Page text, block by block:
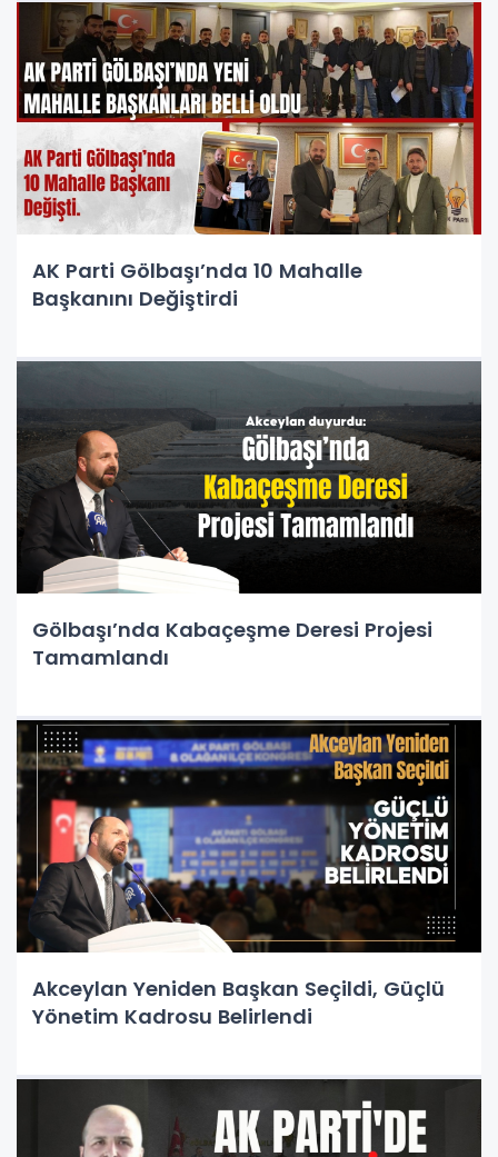
AK Parti Gölbaşı’nda 10 Mahalle
Başkanını Değiştirdi
Gölbaşı’nda Kabaçeşme Deresi Projesi
Tamamlandı
Akceylan Yeniden Başkan Seçildi, Güçlü
Yönetim Kadrosu Belirlendi